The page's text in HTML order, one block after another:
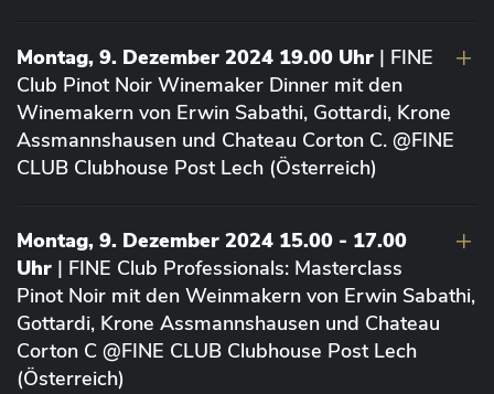
Montag, 9. Dezember 2024 19.00 Uhr | FINE
Club Pinot Noir Winemaker Dinner mit den
Winemakern von Erwin Sabathi, Gottardi, Krone
Assmannshausen und Chateau Corton C. @FINE
CLUB Clubhouse Post Lech (Österreich)
Montag, 9. Dezember 2024 15.00 - 17.00
Uhr | FINE Club Professionals: Masterclass
Pinot Noir mit den Weinmakern von Erwin Sabathi,
Gottardi, Krone Assmannshausen und Chateau
Corton C @FINE CLUB Clubhouse Post Lech
(Österreich)